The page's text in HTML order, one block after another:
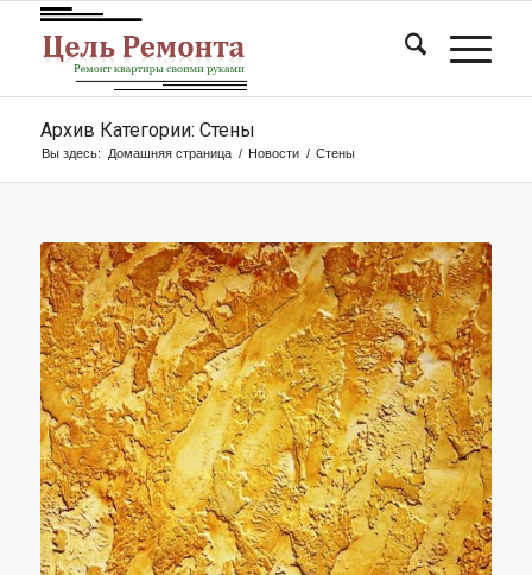
Архив Категории: Стены
Вы здесь: Домашняя страница / Новости / Стены